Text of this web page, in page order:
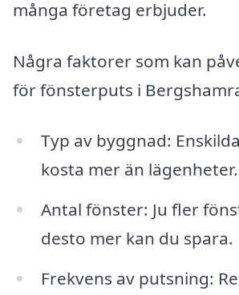
många företag erbjuder.
Några faktorer som kan
för fönsterputs i
Typ av byggnad:
kosta mer än lägenheter.
Antal fönster: Ju fler
desto mer kan du spara.
Frekvens av putsning: